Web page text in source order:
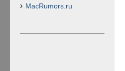
MacRumors.ru